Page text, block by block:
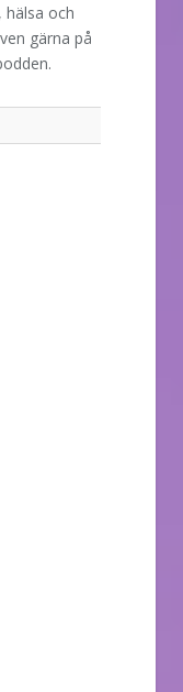
hälsa och
gärna på